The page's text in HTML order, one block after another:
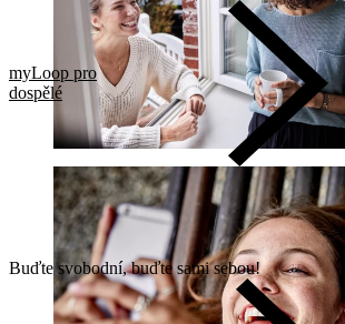
myLoop pro
dospělé
Buďte svobodní, buďte sami sebou!